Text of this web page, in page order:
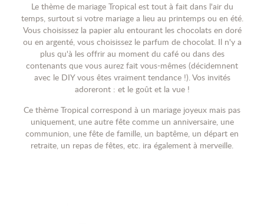
Le thème de mariage Tropical est tout à fait dans l'air du
temps, surtout si votre mariage a lieu au printemps ou en été.
Vous choisissez la papier alu entourant les chocolats en doré
ou en argenté, vous choisissez le parfum de chocolat. Il n'y a
plus qu'à les offrir au moment du café ou dans des
contenants que vous aurez fait vous-mêmes (décidemnent
avec le DIY vous êtes vraiment tendance !). Vos invités
adoreront : et le goût et la vue !
Ce thème Tropical correspond à un mariage joyeux mais pas
uniquement, uneautre fête comme un anniversaire, une
communion, une fête de famille, un baptême, un départ en
retraite, un repas de fêtes, etc. ira également à merveille.